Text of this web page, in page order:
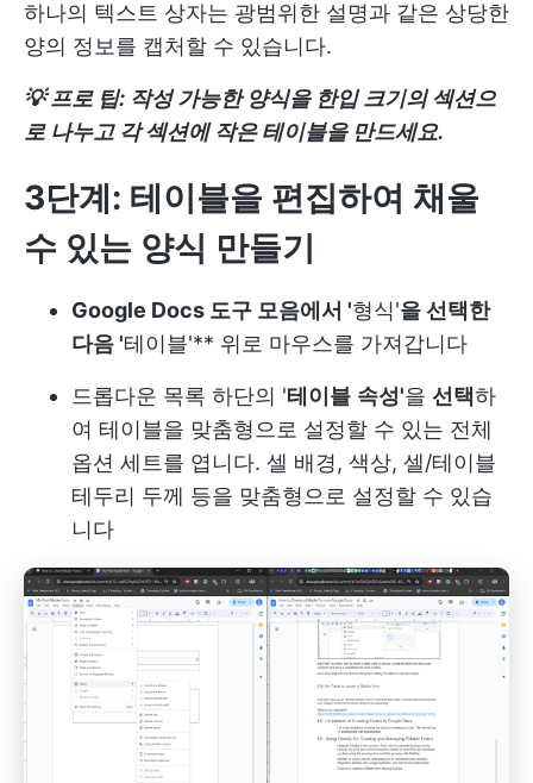
하나의 텍스트 상자는 광범위한 설명과 같은 상당한
양의 정보를 캡처할 수 있습니다.
💡 프로 팁: 작성 가능한 양식을 한입 크기의 섹션으
로 나누고 각 섹션에 작은 테이블을 만드세요.
3단계: 테이블을 편집하여 채울
수 있는 양식 만들기
Google Docs 도구 모음에서 '형식'을 선택한
다음 '테이블'** 위로 마우스를 가져갑니다
드롭다운 목록 하단의 '테이블 속성'을 선택하
여 테이블을 맞춤형으로 설정할 수 있는 전체
옵션 세트를 엽니다. 셀 배경, 색상, 셀/테이블
테두리 두께 등을 맞춤형으로 설정할 수 있습
니다